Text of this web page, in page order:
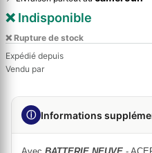
❌ Indisponible
❌ Rupture de stock
Expédié depuis
Vendu par
ⓘ Informations